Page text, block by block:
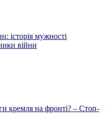
вчені точно відтворити
історія мужності
війни